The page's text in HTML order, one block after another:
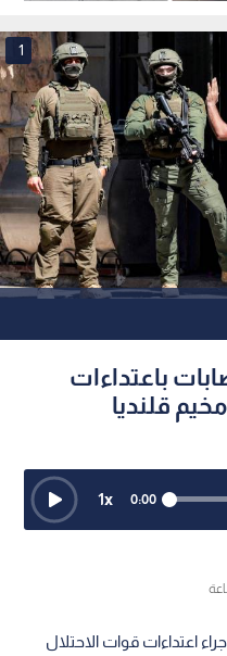
وتخدم مشاريع
1
فلسطينية: 10 إصابات باعتداءات
قلنديا
0:00
1x
جراء اعتداءات قوات الاحتلال